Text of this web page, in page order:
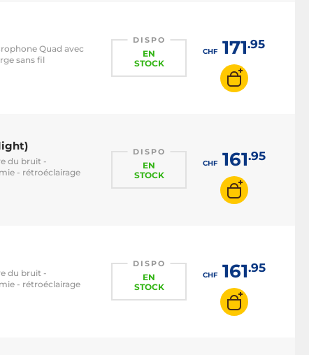
Quad avec
sans fil
DISPO
EN
STOCK
CHF171.95
du bruit -
- rétroéclairage
DISPO
EN
STOCK
CHF161.95
du bruit -
- rétroéclairage
DISPO
EN
STOCK
CHF161.95